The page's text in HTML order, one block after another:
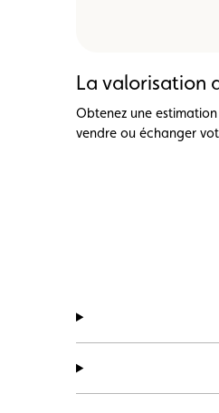
La valorisation
Obtenez une
vendre ou échanger